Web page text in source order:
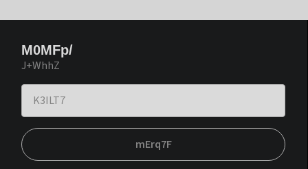
M0MFp/
J+WhhZ
mErq7F